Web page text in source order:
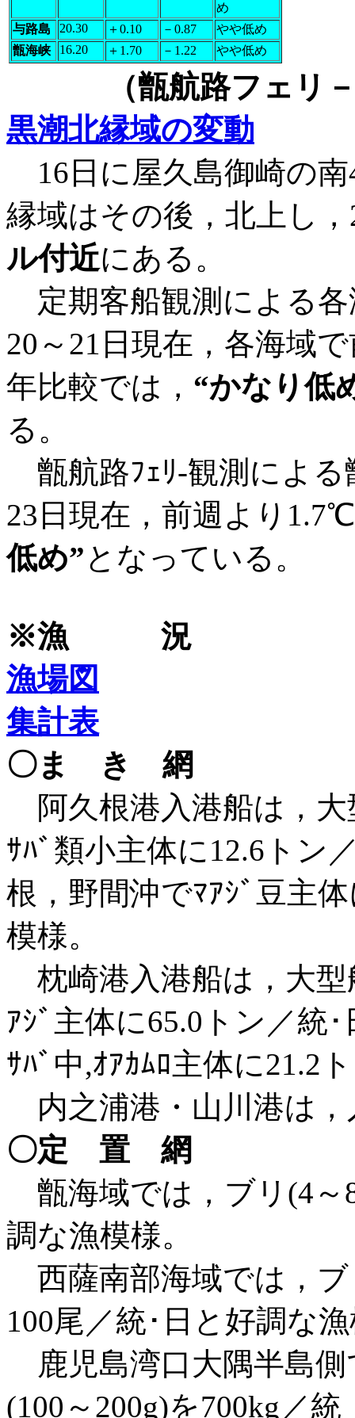
め
与路島
20.30 ＋0.10 －0.87
やや低め
甑海峡
16.20 ＋1.70 －1.22 やや低め
（甑航路フェリ
黒潮北縁域の変動
16日に屋久島御崎の
縁域はその後，北上し
ル付近にある。
定期客船観測による各
20～21日現在，各海域
年比較では， “かなり低
る。
甑航路ﾌｪﾘ-観測による
23日現在，前週より
低め”となっている。
※漁 況
漁場図
集計表
〇ま き 網
阿久根港入港船は，大
ｻﾊﾞ類小主体に12.6トン
根，野間沖でﾏｱｼﾞ豆主
模様。
枕崎港入港船は，大型
ｱｼﾞ主体に65.0トン／統
ｻﾊﾞ中,ｵｱｶﾑﾛ主体に21.2
内之浦港・山川港は，
〇定 置 網
甑海域では，ブリ(4～
調な漁模様。
西薩南部海域では，ブ
100尾／統･日と好調な
鹿児島湾口大隅半島側
(100～200g)を700kg／統